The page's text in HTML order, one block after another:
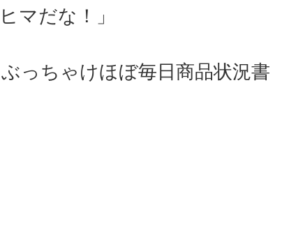
マだな！」
っちゃけほぼ毎日商品状況書